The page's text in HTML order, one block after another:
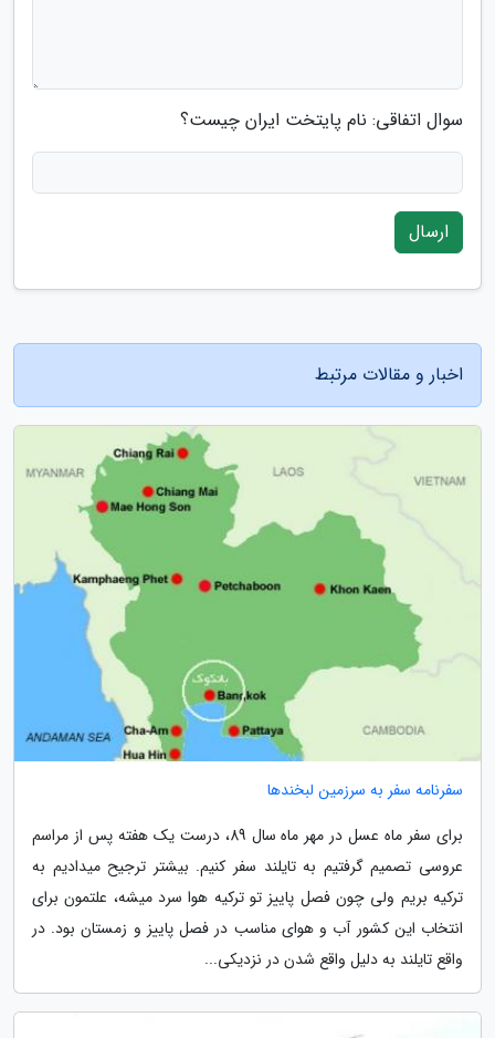
سوال اتفاقی: نام پایتخت ایران چیست؟
ارسال
اخبار و مقالات مرتبط
سفرنامه سفر به سرزمین لبخندها
برای سفر ماه عسل در مهر ماه سال 89، درست یک هفته پس از مراسم
عروسی تصمیم گرفتیم به تایلند سفر کنیم. بیشتر ترجیح میدادیم به
ترکیه بریم ولی چون فصل پاییز تو ترکیه هوا سرد میشه، علتمون برای
انتخاب این کشور آب و هوای مناسب در فصل پاییز و زمستان بود. در
واقع تایلند به دلیل واقع شدن در نزدیکی...